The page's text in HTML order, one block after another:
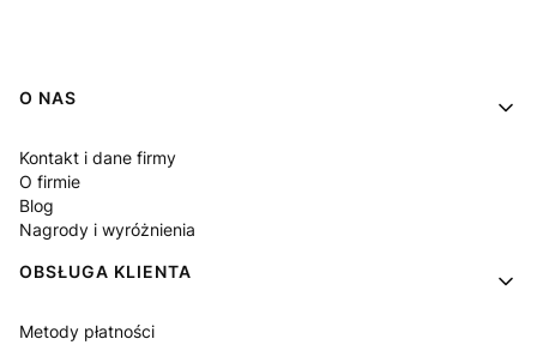
Linki w stopce
O NAS
Kontakt i dane firmy
O firmie
Blog
Nagrody i wyróżnienia
OBSŁUGA KLIENTA
Metody płatności